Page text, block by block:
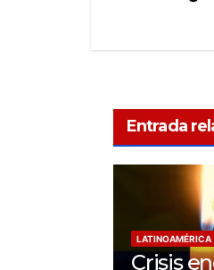
Entrada
LATINOAMÉRICA
Crisis